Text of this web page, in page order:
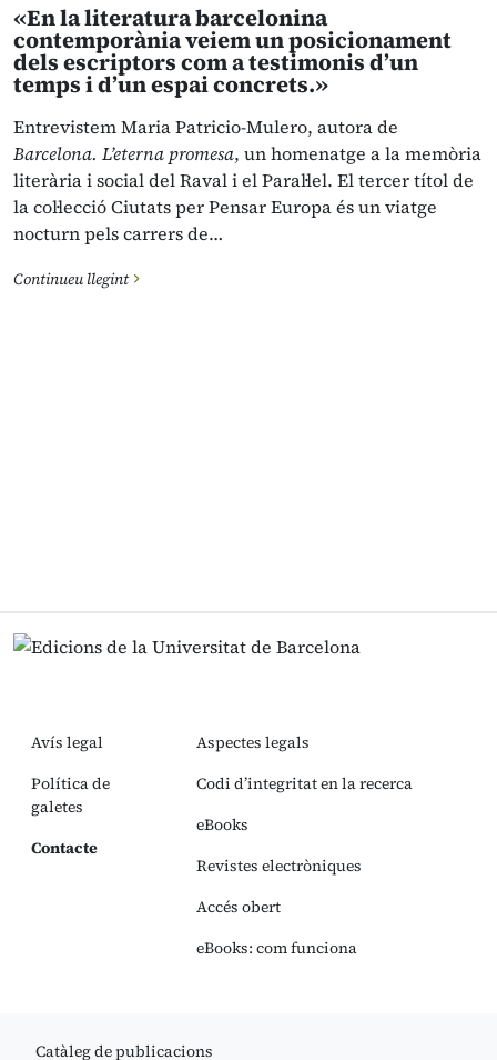
«En la literatura barcelonina
contemporània veiem un posicionament
dels escriptors com a testimonis d’un
temps i d’un espai concrets.»
Entrevistem Maria Patricio-Mulero, autora de
Barcelona. L’eterna promesa, un homenatge a la memòria
literària i social del Raval i el Paral·lel. El tercer títol de
la col·lecció Ciutats per Pensar Europa és un viatge
nocturn pels carrers de…
Continueu llegint
Avís legal
Política de
galetes
Contacte
Aspectes legals
Codi d’integritat en la recerca
eBooks
Revistes electròniques
Accés obert
eBooks: com funciona
Catàleg de publicacions